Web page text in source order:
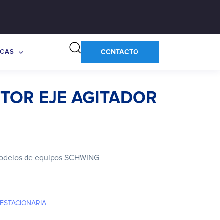
CONTACTO
EJE AGITADOR
de equipos SCHWING
ESTACIONARIA